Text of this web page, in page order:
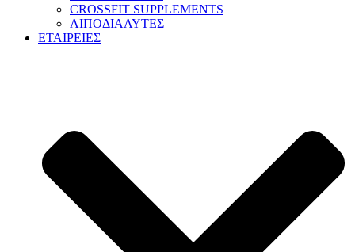
CROSSFIT SUPPLEMENTS
ΛΙΠΟΔΙΑΛΥΤΕΣ
ΕΤΑΙΡΕΙΕΣ